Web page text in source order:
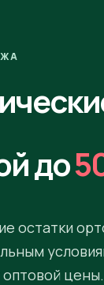
до
остатки
оптовой цены.